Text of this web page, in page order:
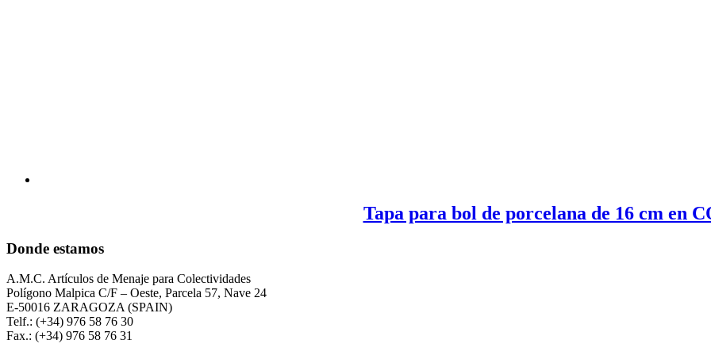
Tapa para bol de porcelana de 16 cm en
Donde estamos
A.M.C. Artículos de Menaje para Colectividades
Polígono Malpica C/F – Oeste, Parcela 57, Nave 24
E-50016 ZARAGOZA (SPAIN)
Telf.: (+34) 976 58 76 30
Fax.: (+34) 976 58 76 31